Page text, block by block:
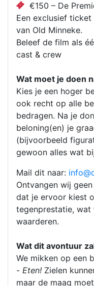
€150 – De
Een exclusief
van Old Minneke.
Beleef de film als
cast & crew
Wat moet je doen
Kies je een hoger
ook recht op alle
bedragen. Na je
beloning(en) je
(bijvoorbeeld
gewoon alles wat
Mail dit naar:
Ontvangen wij
dat je ervoor kiest
tegenprestatie, wat
waarderen.
Wat dit avontuur
We mikken op een
- Eten! Zielen
maar de maag